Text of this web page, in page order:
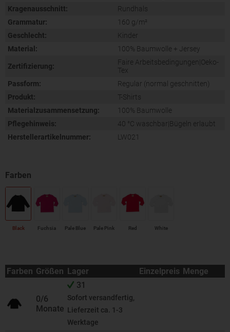
Kragenausschnitt:
Rundhals
Grammatur:
160 g/m²
Geschlecht:
Kinder
Material:
100% Baumwolle + Jersey
Zertifizierung:
Faire Arbeitsbedingungen|Oeko-
Tex
Passform:
Regular (normal geschnitten)
Produkt:
T-Shirts
Materialzusammensetzung:
100% Baumwolle
Pflegehinweis:
40 °C waschbar|Bügeln erlaubt
Herstellerartikelnummer:
LW021
Black Fuchsia Pale Blue Pale Pink Red White
Farben Größen Lager Einzelpreis Menge
0/6
Monate
31
Sofort versandfertig,
Lieferzeit ca. 1-3
Werktage